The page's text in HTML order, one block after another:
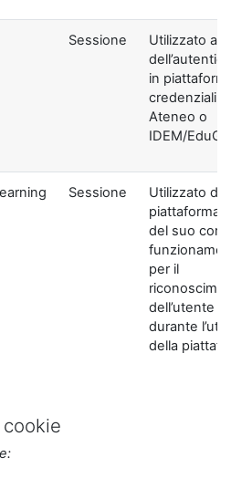
Sessione
Utilizzato ai
in
credenziali di
Ateneo o
IDEM/
Sessione
Utilizzato
piattaforma
del suo
per il
dell’utente
durante
della